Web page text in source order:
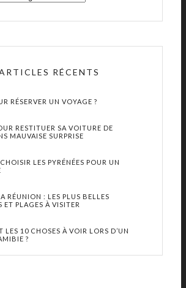
RÉCENTS
RÉSERVER UN VOYAGE ?
RESTITUER SA VOITURE DE
MAUVAISE SURPRISE
LES PYRÉNÉES POUR UN
RÉUNION : LES PLUS BELLES
ET PLAGES À VISITER
LES 10 CHOSES À VOIR LORS D’UN
?